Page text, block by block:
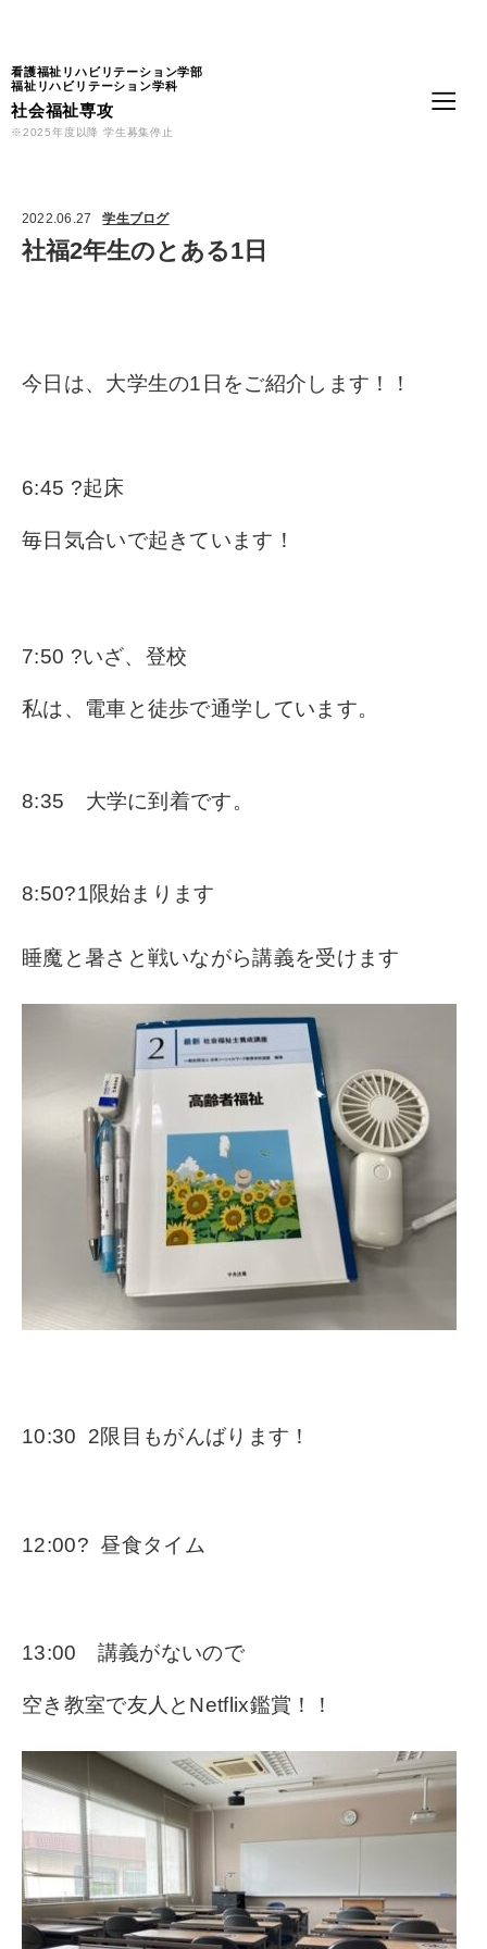
看護福祉リハビリテーション学部
福祉リハビリテーション学科
社会福祉専攻
※2025年度以降 学生募集停止
2022.06.27 学生ブログ
社福2年生のとある1日
今日は、大学生の1日をご紹介します！！
6:45 ?起床
毎日気合いで起きています！
7:50 ?いざ、登校
私は、電車と徒歩で通学しています。
8:35 大学に到着です。
8:50?1限始まります
睡魔と暑さと戦いながら講義を受けます
10:30 2限目もがんばります！
12:00? 昼食タイム
13:00 講義がないので
空き教室で友人とNetflix鑑賞！！